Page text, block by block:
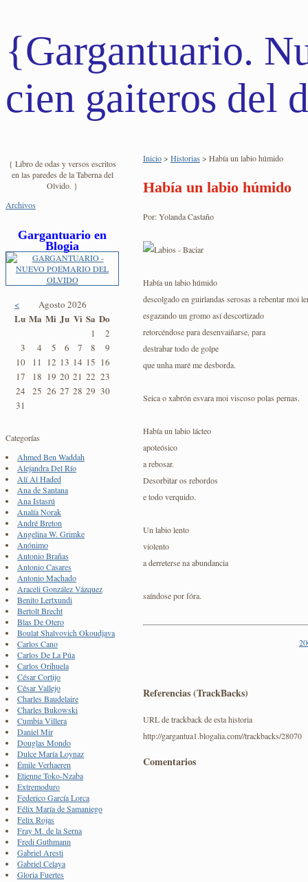
{Gargantuario.
cien gaiteros del
{ Libro de odas y versos escritos
en las paredes de la Taberna del
Olvido. }
Archivos
Gargantuario en
Blogia
< Agosto 2026
Lu Ma Mi Ju Vi Sa Do
1
2
3
4 5 6 7 8
9
10
11 12 13 14 15 16
17
18 19 20 21 22 23
24
25 26 27 28 29 30
31
Categorías
Ahmed Ben Waddah
Alejandra Del Río
Alí Al Haded
Ana de Santana
Ana Istasrú
Analía Norak
André Breton
Angelina W. Grimke
Anónimo
Antonio Brañas
Antonio Casares
Antonio Machado
Araceli González Vázquez
Benito Lertxundi
Bertolt Brecht
Blas De Otero
Boulat Shalvovich Okoudjava
Carlos Cano
Carlos De La Púa
Carlos Orihuela
César Cortijo
César Vallejo
Charles Baudelaire
Charles Bukowski
Cumbia Villera
Daniel Mir
Douglas Mondo
Dulce María Loynaz
Émile Verhaeren
Etienne Toko-Nzaba
Extremoduro
Federico García Lorca
Félix María de Samaniego
Felix Rojas
Fray M. de la Serna
Fredi Guthmann
Gabriel Aresti
Gabriel Celaya
Gloria Fuertes
Inicio> Historias > Había un labio húmido
Había un labio húmido
Por: Yolanda Castaño
Había un labio húmido
descolgado en guirlandas serosas a rebentar moi
esgazando un gromo así descortizado
retorcéndose para desenvaiñarse, para
destrabar todo de golpe
que unha maré me desborda.
Seica o xabrón esvara moi viscoso polas pernas.
Había un labio lácteo
apoteósico
a rebosar.
Desorbitar os rebordos
e todo verquido.
Un labio lento
violento
a derreterse na abundancia
saíndose por fóra.
Referencias (TrackBacks)
URL de trackback de esta historia
http://gargantua1.blogalia.com//trackbacks/28070
Comentarios